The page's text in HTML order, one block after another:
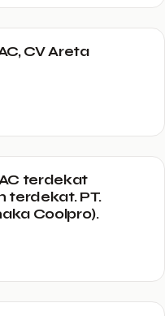
CV Areta
terdekat
terdekat. PT.
Coolpro).